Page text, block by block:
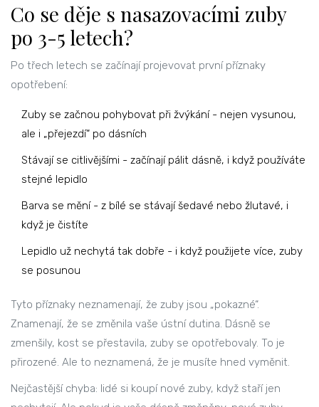
Co se děje s nasazovacími zuby
po 3-5 letech?
Po třech letech se začínají projevovat první příznaky
opotřebení:
Zuby se začnou pohybovat při žvýkání - nejen vysunou,
ale i „přejezdí“ po dásních
Stávají se citlivějšími - začínají pálit dásně, i když používáte
stejné lepidlo
Barva se mění - z bílé se stávají šedavé nebo žlutavé, i
když je čistíte
Lepidlo už nechytá tak dobře - i když použijete více, zuby
se posunou
Tyto příznaky neznamenají, že zuby jsou „pokazné“.
Znamenají, že se změnila vaše ústní dutina. Dásně se
zmenšily, kost se přestavila, zuby se opotřebovaly. To je
přirozené. Ale to neznamená, že je musíte hned vyměnit.
Nejčastější chyba: lidé si koupí nové zuby, když staří jen